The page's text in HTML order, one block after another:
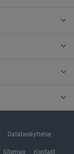
Databeskyttelse
Sitemap Kontakt